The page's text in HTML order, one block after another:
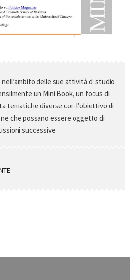
delle sue attività di studio
un Mini Book, un focus di
tematiche diverse con l’obiettivo di
che possano essere oggetto di
successive.